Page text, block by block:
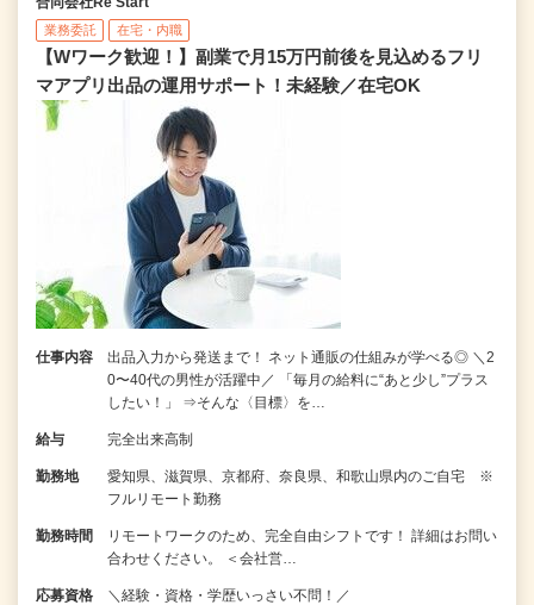
業務委託 在宅・内職
【Wワーク歓迎！】副業で月15万円前後を見込めるフリ
マアプリ出品の運用サポート！未経験／在宅OK
仕事内容
出品入力から発送まで！ ネット通販の仕組みが学べる◎ ＼2
0〜40代の男性が活躍中／ 「毎月の給料に“あと少し”プラス
したい！」 ⇒そんな〈目標〉を…
給与 完全出来高制
勤務地
愛知県、滋賀県、京都府、奈良県、和歌山県内のご自宅 ※
フルリモート勤務
勤務時間
リモートワークのため、完全自由シフトです！ 詳細はお問い
合わせください。 ＜会社営…
応募資格 ＼経験・資格・学歴いっさい不問！／